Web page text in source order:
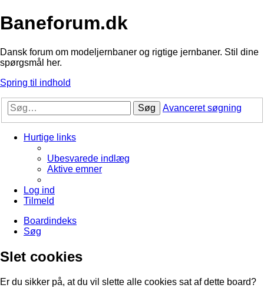
Baneforum.dk
Dansk forum om modeljernbaner og rigtige jernbaner. Stil dine
spørgsmål her.
Spring til indhold
Søg Avanceret søgning
Hurtige links
Ubesvarede indlæg
Aktive emner
Log ind
Tilmeld
Boardindeks
Søg
Slet cookies
Er du sikker på, at du vil slette alle cookies sat af dette board?